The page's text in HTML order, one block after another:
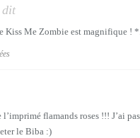
dit
Kiss Me Zombie est magnifique !
l’imprimé flamands roses !!! J’ai
le Biba :)